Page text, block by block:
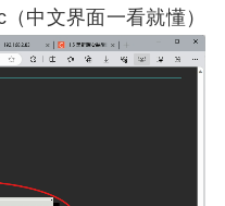
中文界面一看就懂）